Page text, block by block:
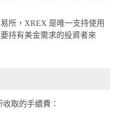
所，XREX 是唯一支持使用
持有美金需求的投資者來
取的手續費：